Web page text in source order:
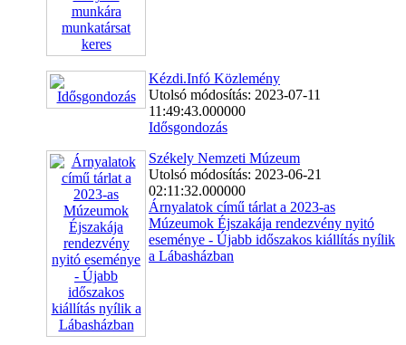
Kézdi.Infó Közlemény
Utolsó módosítás: 2023-07-11
11:49:43.000000
Idősgondozás
Székely Nemzeti Múzeum
Utolsó módosítás: 2023-06-21
02:11:32.000000
Árnyalatok című tárlat a 2023-as
Múzeumok Éjszakája rendezvény nyitó
eseménye - Újabb időszakos kiállítás nyílik
a Lábasházban